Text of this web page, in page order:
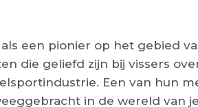
een pionier op het gebied
die geliefd zijn bij vissers
Een van hun
in de wereld van